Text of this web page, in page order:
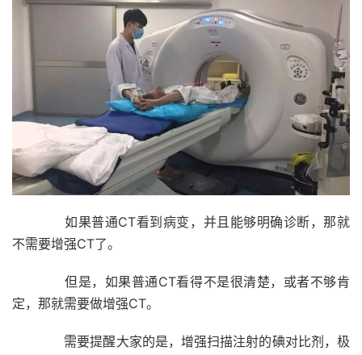
如果普通CT看到病变，并且能够明确诊断，那就
不需要增强CT了。
但是，如果普通CT看得不是很清楚，或者不够肯
定，那就需要做增强CT。
需要提醒大家的是，增强扫描注射的碘对比剂，极